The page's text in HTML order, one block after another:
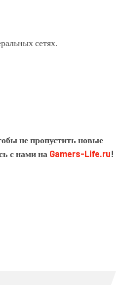
сетях.
не пропустить новые
с нами на Gamers-Life.ru!